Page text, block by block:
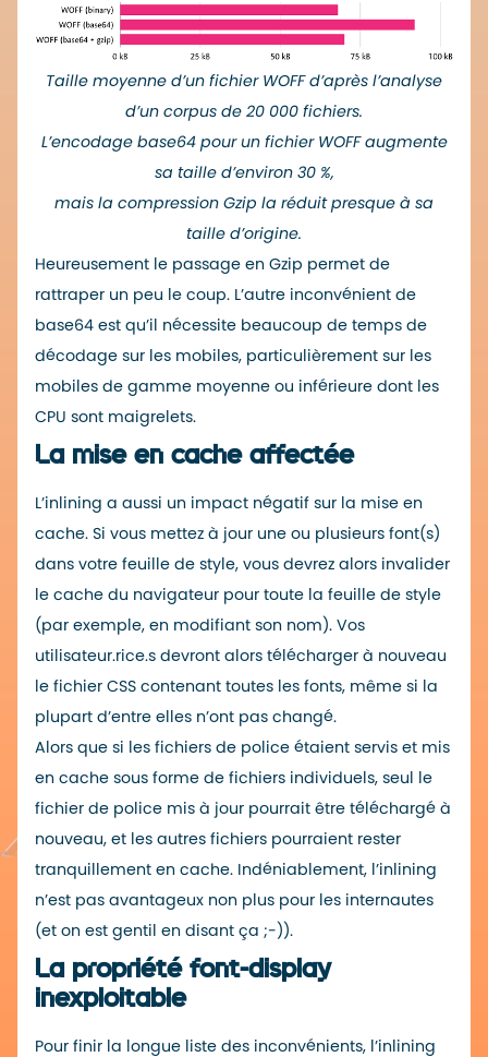
Taille moyenne d’un fichier WOFF d’après l’analyse
d’un corpus de 20 000 fichiers.
L’encodage base64 pour un fichier WOFF augmente
sa taille d’environ 30 %,
mais la compression Gzip la réduit presque à sa
taille d’origine.
Heureusement le passage en Gzip permet de
rattraper un peu le coup. L’autre inconvénient de
base64 est qu’il nécessite beaucoup de temps de
décodage sur les mobiles, particulièrement sur les
mobiles de gamme moyenne ou inférieure dont les
CPU sont maigrelets.
La mise en cache affectée
L’inlining a aussi un impact négatif sur la mise en
cache. Si vous mettez à jour une ou plusieurs font(s)
dans votre feuille de style, vous devrez alors invalider
le cache du navigateur pour toute la feuille de style
(par exemple, en modifiant son nom). Vos
utilisateur.rice.s devront alors télécharger à nouveau
le fichier CSS contenant toutes les fonts, même si la
plupart d’entre elles n’ont pas changé.
Alors que si les fichiers de police étaient servis et mis
en cache sous forme de fichiers individuels, seul le
fichier de police mis à jour pourrait être téléchargé à
nouveau, et les autres fichiers pourraient rester
tranquillement en cache. Indéniablement, l’inlining
n’est pas avantageux non plus pour les internautes
(et on est gentil en disant ça ;-)).
La propriété font-display
inexploitable
Pour finir la longue liste des inconvénients, l’inlining